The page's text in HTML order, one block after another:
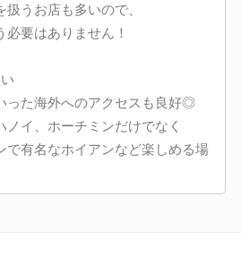
うお店も多いので、
必要はありません！
った海外へのアクセスも良好◎
ノイ、ホーチミンだけでなく
で有名なホイアンなど楽しめる場